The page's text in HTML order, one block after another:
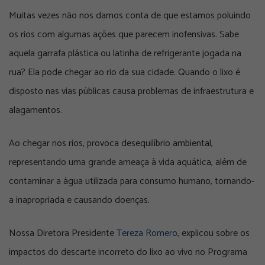
Muitas vezes não nos damos conta de que estamos poluindo
os rios com algumas ações que parecem inofensivas. Sabe
aquela garrafa plástica ou latinha de refrigerante jogada na
rua? Ela pode chegar ao rio da sua cidade. Quando o lixo é
disposto nas vias públicas causa problemas de infraestrutura e
alagamentos.
Ao chegar nos rios, provoca desequilíbrio ambiental,
representando uma grande ameaça à vida aquática, além de
contaminar a água utilizada para consumo humano, tornando-
a inapropriada e causando doenças.
Nossa Diretora PresidenteTereza Romero, explicou sobre os
impactos do descarte incorreto do lixo ao vivo no Programa